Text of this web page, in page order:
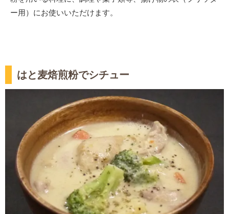
ー用）にお使いいただけます。
はと麦焙煎粉でシチュー